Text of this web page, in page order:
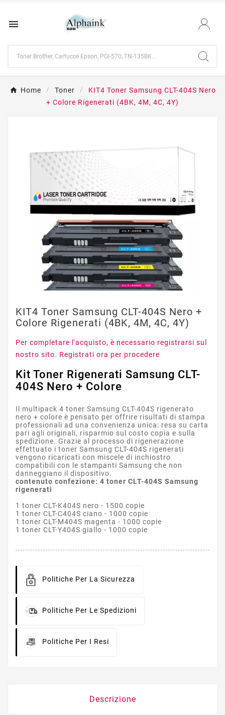

Home Toner
KIT4 Toner Samsung CLT-404S Nero
+ Colore Rigenerati (4BK, 4M, 4C, 4Y)
KIT4 Toner Samsung CLT-404S Nero +
Colore Rigenerati (4BK, 4M, 4C, 4Y)
Per completare l'acquisto, è necessario registrarsi sul
nostro sito. Registrati ora per procedere
Kit Toner Rigenerati Samsung CLT-
404S Nero + Colore
Il multipack 4 toner Samsung CLT-404S rigenerato
nero + colore è pensato per offrire risultati di stampa
professionali ad una convenienza unica: resa su carta
pari agli originali, risparmio sul costo copia e sulla
spedizione. Grazie al processo di rigenerazione
effettuato i toner Samsung CLT-404S rigenerati
vengono ricaricati con miscele di inchiostro
compatibili con le stampanti Samsung che non
danneggiano il dispositivo.
contenuto confezione: 4 toner CLT-404S Samsung
rigenerati
1 toner CLT-K404S nero - 1500 copie
1 toner CLT-C404S ciano - 1000 copie
1 toner CLT-M404S magenta - 1000 copie
1 toner CLT-Y404S giallo - 1000 copie
Politiche Per La Sicurezza
Politiche Per Le Spedizioni
Politiche Per I Resi
Descrizione